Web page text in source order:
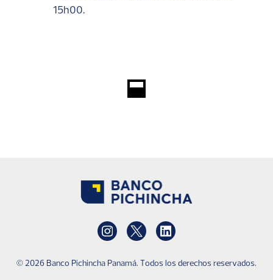
15h00.
Banco Pichincha
InstagramTwitterLinkedin
© 2026 Banco Pichincha Panamá. Todos los derechos reservados.